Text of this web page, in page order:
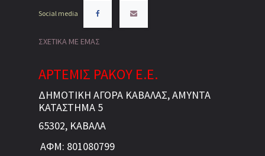
Social media
ΣΧΕΤΙΚΑ ΜΕ ΕΜΑΣ
ΑΡΤΕΜΙΣ ΡΑΚΟΥ Ε.Ε.
ΔΗΜΟΤΙΚΗ ΑΓΟΡΑ ΚΑΒΑΛΑΣ, ΑΜΥΝΤΑ
ΚΑΤΑΣΤΗΜΑ 5
65302, ΚΑΒΑΛΑ
ΑΦΜ: 801080799